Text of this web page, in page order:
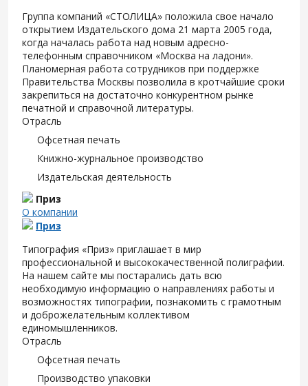
Группа компаний «СТОЛИЦА» положила свое начало
открытием Издательского дома 21 марта 2005 года,
когда началась работа над новым адресно-
телефонным справочником «Москва на ладони».
Планомерная работа сотрудников при поддержке
Правительства Москвы позволила в кротчайшие сроки
закрепиться на достаточно конкурентном рынке
печатной и справочной литературы.
Отрасль
Офсетная печать
Книжно-журнальное производство
Издательская деятельность
Приз
О компании
Приз
Типография «Приз» приглашает в мир
профессиональной и высококачественной полиграфии.
На нашем сайте мы постарались дать всю
необходимую информацию о направлениях работы и
возможностях типографии, познакомить с грамотным
и доброжелательным коллективом
единомышленников.
Отрасль
Офсетная печать
Производство упаковки